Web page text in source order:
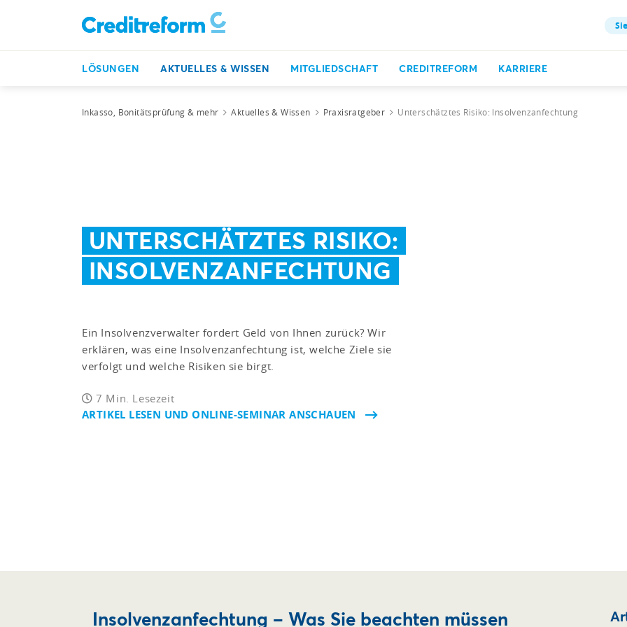
LÖSUNGEN AKTUELLES & WISSEN MITGLIEDSCHAFT CREDITREFORM KARRIERE
Inkasso, Bonitätsprüfung & mehr Aktuelles & Wissen Praxisratgeber Unterschätztes Risiko: Insolvenzanfechtung
UNTERSCHÄTZTES RISIKO:
INSOLVENZANFECHTUNG
Ein Insolvenzverwalter fordert Geld von Ihnen zurück? Wir
erklären, was eine Insolvenzanfechtung ist, welche Ziele sie
verfolgt und welche Risiken sie birgt.
7 Min. Lesezeit
ARTIKEL LESEN UND ONLINE-SEMINAR ANSCHAUEN
Insolvenzanfechtung – Was Sie beachten müssen